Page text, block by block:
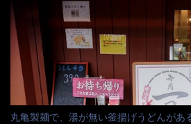
丸亀製麺で、湯が無い釜揚げうどんが